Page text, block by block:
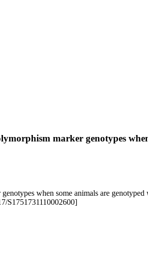
marker genotypes
when some animals are
S1751731110002600]